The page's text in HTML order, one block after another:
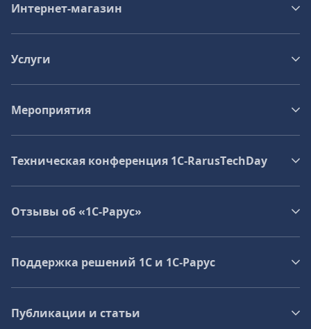
Интернет-магазин
Услуги
Мероприятия
Техническая конференция 1C‑RarusTechDay
Отзывы об «1С-Рарус»
Поддержка решений 1С и 1С‑Рарус
Публикации и статьи